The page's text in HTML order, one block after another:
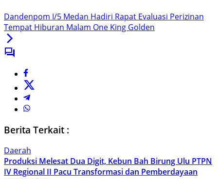
Dandenpom I/5 Medan Hadiri Rapat Evaluasi Perizinan
Tempat Hiburan Malam One King Golden
Berita Terkait :
Daerah
Produksi Melesat Dua Digit, Kebun Bah Birung Ulu PTPN
IV Regional II Pacu Transformasi dan Pemberdayaan